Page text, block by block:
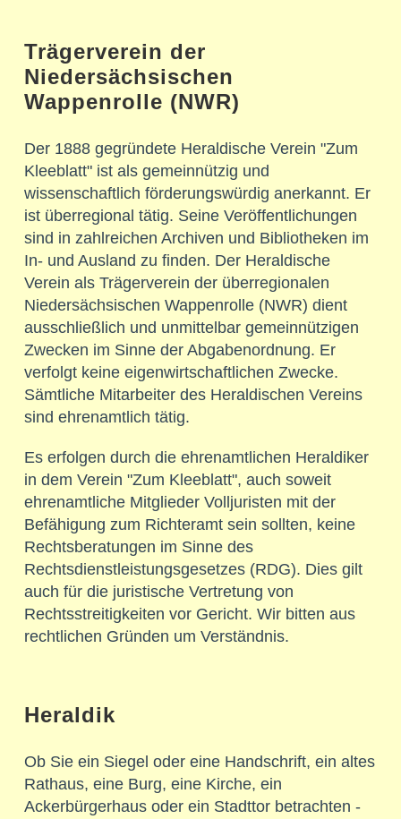
Trägerverein der
Niedersächsischen
Wappenrolle (NWR)
Der 1888 gegründete Heraldische Verein "Zum
Kleeblatt" ist als gemeinnützig und
wissenschaftlich förderungswürdig anerkannt. Er
ist überregional tätig. Seine Veröffentlichungen
sind in zahlreichen Archiven und Bibliotheken im
In- und Ausland zu finden. Der Heraldische
Verein als Trägerverein der überregionalen
Niedersächsischen Wappenrolle (NWR) dient
ausschließlich und unmittelbar gemeinnützigen
Zwecken im Sinne der Abgabenordnung. Er
verfolgt keine eigenwirtschaftlichen Zwecke.
Sämtliche Mitarbeiter des Heraldischen Vereins
sind ehrenamtlich tätig.
Es erfolgen durch die ehrenamtlichen Heraldiker
in dem Verein "Zum Kleeblatt", auch soweit
ehrenamtliche Mitglieder Volljuristen mit der
Befähigung zum Richteramt sein sollten, keine
Rechtsberatungen im Sinne des
Rechtsdienstleistungsgesetzes (RDG). Dies gilt
auch für die juristische Vertretung von
Rechtsstreitigkeiten vor Gericht. Wir bitten aus
rechtlichen Gründen um Verständnis.
Heraldik
Ob Sie ein Siegel oder eine Handschrift, ein altes
Rathaus, eine Burg, eine Kirche, ein
Ackerbürgerhaus oder ein Stadttor betrachten -